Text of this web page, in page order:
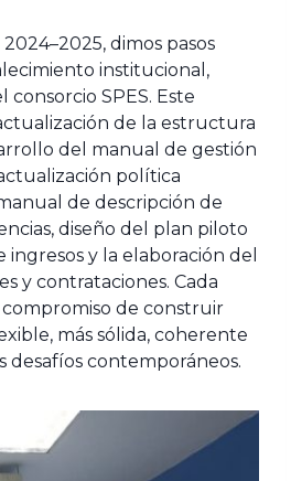
dimos pasos
institucional,
SPES. Este
de la estructura
del manual de gestión
política
de descripción de
diseño del plan piloto
ingresos y la elaboración del
y contrataciones. Cada
de construir
más sólida, coherente
desafíos contemporáneos.